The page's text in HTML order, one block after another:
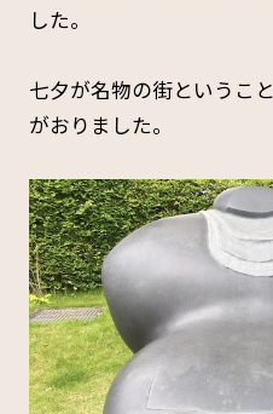
した。
七夕が名物の街というこ
がおりました。